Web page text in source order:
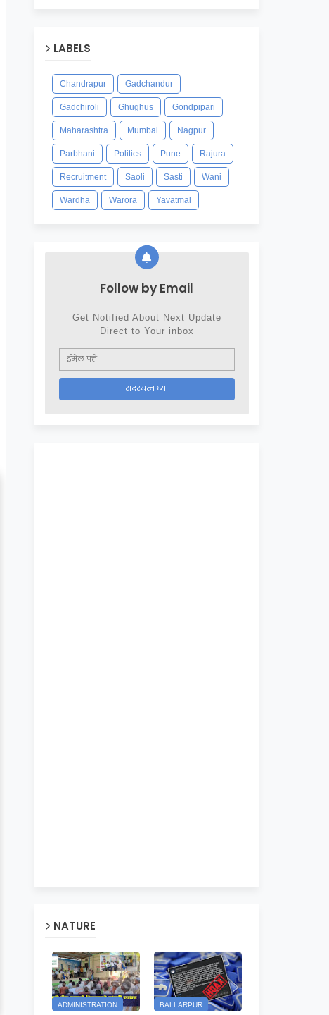
LABELS
Chandrapur Gadchandur
Gadchiroli Ghughus Gondpipari
Maharashtra Mumbai Nagpur
Parbhani Politics Pune Rajura
Recruitment Saoli Sasti Wani
Wardha Warora Yavatmal
Follow by Email
Get Notified About Next Update
Direct to Your inbox
NATURE
ADMINISTRATION BALLARPUR